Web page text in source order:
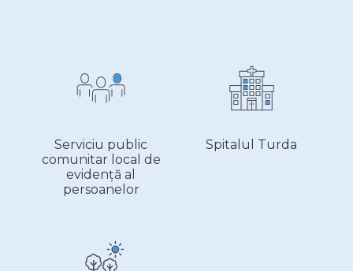
Serviciu public
comunitar local de
evidență al
persoanelor
Spitalul Turda